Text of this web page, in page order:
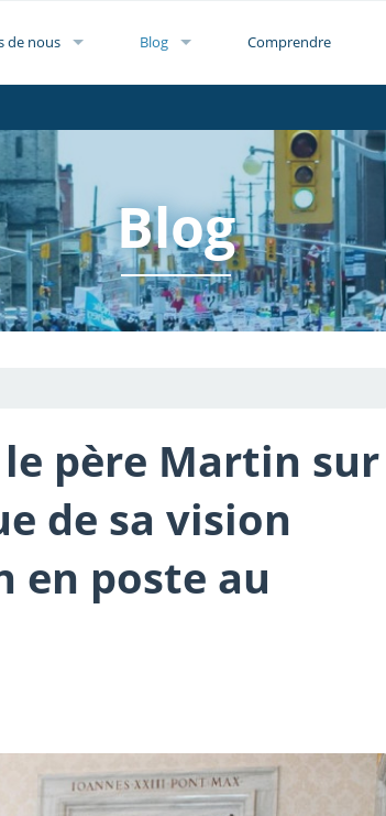
de nous Blog Comprendre
Blog
le père Martin sur
de sa vision
en poste au